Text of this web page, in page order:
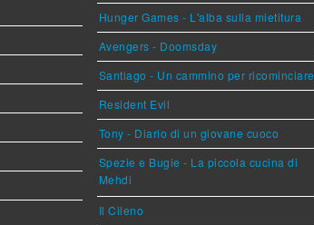
Hunger Games - L'alba sulla mietitura
Avengers - Doomsday
Santiago - Un cammino per ricominciare
Resident Evil
Tony - Diario di un giovane cuoco
Spezie e Bugie - La piccola cucina di
Mehdi
Il Cileno